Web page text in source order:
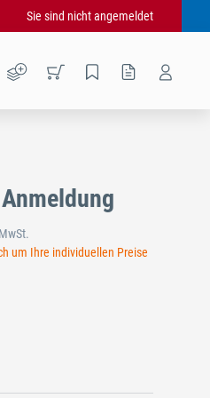
Sie sind nicht angemeldet
um Ihre individuellen Preise